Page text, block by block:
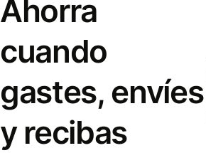
Ahorra
cuando
gastes, envíes
y recibas